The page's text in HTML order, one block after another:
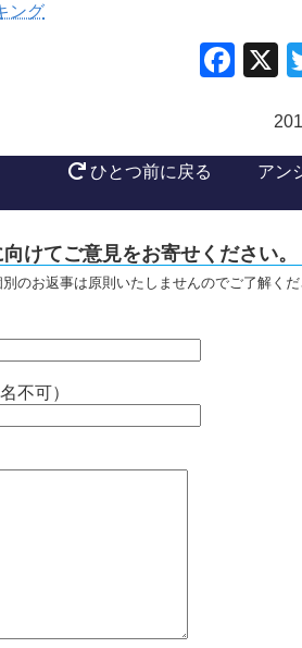
ング
ひとつ前に戻る アン
けてご意見をお寄せください。
のお返事は原則いたしませんのでご了解く
不可）